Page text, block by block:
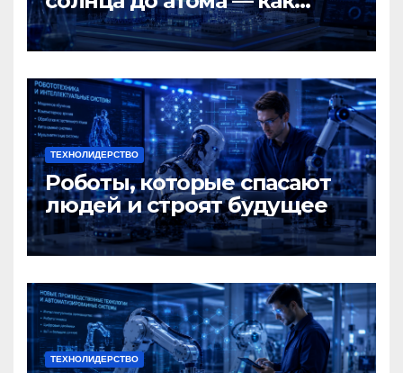
Россия меняет мир
ТЕХНОЛИДЕРСТВО
Роботы, которые спасают
людей и строят будущее
ТЕХНОЛИДЕРСТВО